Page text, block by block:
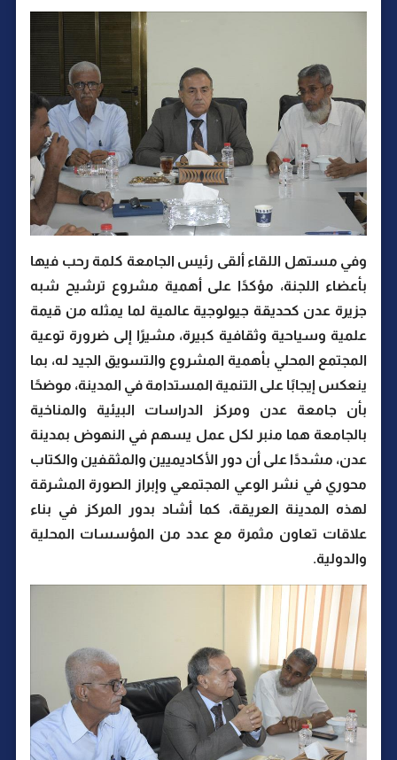
وفي مستهل اللقاء ألقى رئيس الجامعة كلمة رحب فيها
بأعضاء اللجنة، مؤكدًا على أهمية مشروع ترشيح شبه
جزيرة عدن كحديقة جيولوجية عالمية لما يمثله من قيمة
علمية وسياحية وثقافية كبيرة، مشيرًا إلى ضرورة توعية
المجتمع المحلي بأهمية المشروع والتسويق الجيد له، بما
ينعكس إيجابًا على التنمية المستدامة في المدينة، موضحًا
بأن جامعة عدن ومركز الدراسات البيئية والمناخية
بالجامعة هما منبر لكل عمل يسهم في النهوض بمدينة
عدن، مشددًا على أن دور الأكاديميين والمثقفين والكتاب
محوري في نشر الوعي المجتمعي وإبراز الصورة المشرقة
لهذه المدينة العريقة، كما أشاد بدور المركز في بناء
علاقات تعاون مثمرة مع عدد من المؤسسات المحلية
والدولية.